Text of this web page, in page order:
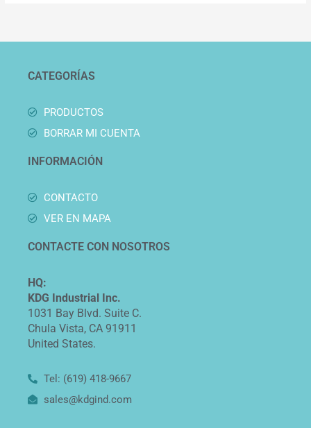
CATEGORÍAS
PRODUCTOS
BORRAR MI CUENTA
INFORMACIÓN
CONTACTO
VER EN MAPA
CONTACTE CON NOSOTROS
HQ:
KDG Industrial Inc.
1031 Bay Blvd. Suite C.
Chula Vista, CA 91911
United States.
Tel: (619) 418-9667
sales@kdgind.com